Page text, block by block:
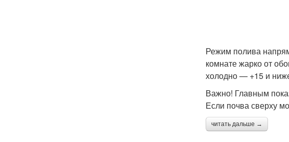
Режим полива
комнате жарко от
холодно — +15 и
Важно! Главным
Если почва сверху
читать дальше →